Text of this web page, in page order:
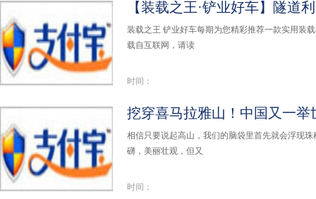
装载之王 铲业好车每期为您精彩推荐一款实用装
载自互联网，请读
时间：
挖穿喜马拉雅山！中国又一举
相信只要说起高山，我们的脑袋里首先就会浮现
礴，美丽壮观，但又
时间：